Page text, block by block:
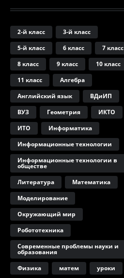
2-й класс
3-й класс
5-й класс
6 класс
7 класс
8 класс
9 класс
10 класс
11 класс
Алгебра
Английский язык
ВДиИП
ВУЗ
Геометрия
ИКТО
ИТО
Информатика
Информационные технологии
Информационные технологии в
обществе
Литература
Математика
Моделирование
Окружающий мир
Робототехника
Современные проблемы науки и
образования
Физика
матем уроки